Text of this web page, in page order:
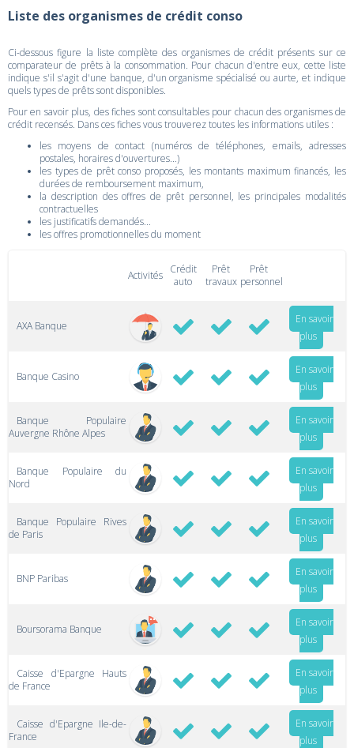
Liste des organismes de crédit conso
Ci-dessous figure la liste complète des organismes de crédit présents sur ce
comparateur de prêts à la consommation. Pour chacun d'entre eux, cette liste
indique s'il s'agit d'une banque, d'un organisme spécialisé ou aurte, et indique
quels types de prêts sont disponibles.
Pour en savoir plus, des fiches sont consultables pour chacun des organismes de
crédit recensés. Dans ces fiches vous trouverez toutes les informations utiles :
les moyens de contact (numéros de téléphones, emails, adresses
postales, horaires d'ouvertures...)
les types de prêt conso proposés, les montants maximum financés, les
durées de remboursement maximum,
la description des offres de prêt personnel, les principales modalités
contractuelles
les justificatifs demandés...
les offres promotionnelles du moment
Activités Crédit
auto
Prêt
travaux
Prêt
personnel
AXA Banque
En savoir
plus
Banque Casino
En savoir
plus
Banque Populaire
Auvergne Rhône Alpes
En savoir
plus
Banque Populaire du
Nord
En savoir
plus
Banque Populaire Rives
de Paris
En savoir
plus
BNP Paribas
En savoir
plus
Boursorama Banque
En savoir
plus
Caisse d'Epargne Hauts
de France
En savoir
plus
Caisse d'Epargne Ile-de-
France
En savoir
plus